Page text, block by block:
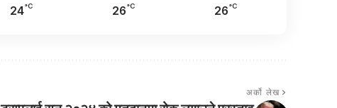
24°C 26°C 26°C
अर्को लेख